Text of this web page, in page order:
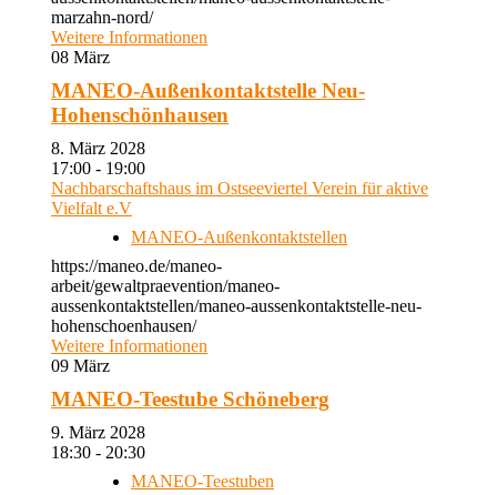
marzahn-nord/
Weitere Informationen
08 März
MANEO-Außenkontaktstelle Neu-
Hohenschönhausen
8. März 2028
17:00 - 19:00
Nachbarschaftshaus im Ostseeviertel Verein für aktive
Vielfalt e.V
MANEO-Außenkontaktstellen
https://maneo.de/maneo-
arbeit/gewaltpraevention/maneo-
aussenkontaktstellen/maneo-aussenkontaktstelle-neu-
hohenschoenhausen/
Weitere Informationen
09 März
MANEO-Teestube Schöneberg
9. März 2028
18:30 - 20:30
MANEO-Teestuben